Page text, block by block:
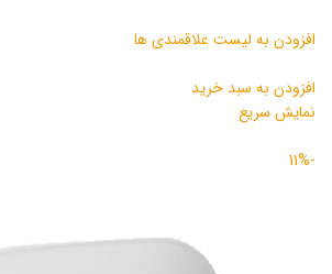
افزودن به لیست علاقمندی ها
افزودن به سبد خرید
نمایش سریع
-11%